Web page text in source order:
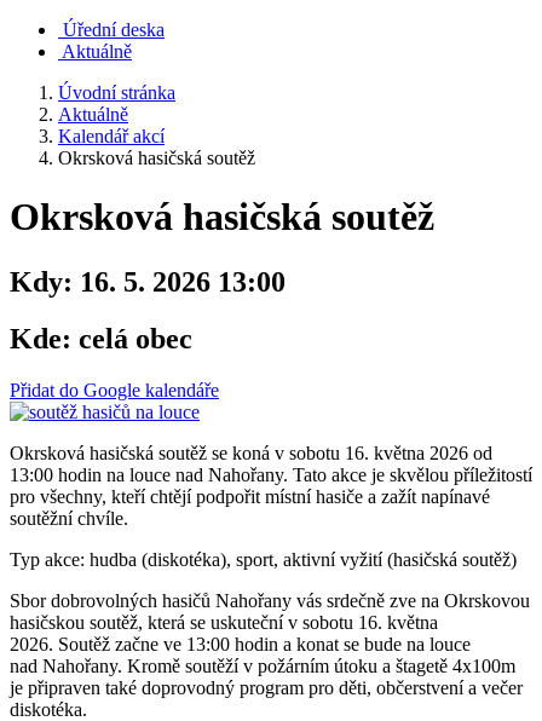
Úřední deska
Aktuálně
Úvodní stránka
Aktuálně
Kalendář akcí
Okrsková hasičská soutěž
Okrsková hasičská soutěž
Kdy: 16. 5. 2026 13:00
Kde: celá obec
Přidat do Google kalendáře
Okrsková hasičská soutěž se koná v sobotu 16. května 2026 od
13:00 hodin na louce nad Nahořany. Tato akce je skvělou příležitostí
pro všechny, kteří chtějí podpořit místní hasiče a zažít napínavé
soutěžní chvíle.
Typ akce: hudba (diskotéka), sport, aktivní vyžití (hasičská soutěž)
Sbor dobrovolných hasičů Nahořany vás srdečně zve na Okrskovou
hasičskou soutěž, která se uskuteční v sobotu 16. května
2026. Soutěž začne ve 13:00 hodin a konat se bude na louce
nad Nahořany. Kromě soutěží v požárním útoku a štagetě 4x100m
je připraven také doprovodný program pro děti, občerstvení a večer
diskotéka.